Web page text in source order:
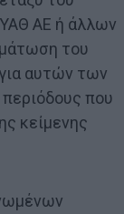
ΑΕ ή άλλων
του
αυτών των
που
κείμενης